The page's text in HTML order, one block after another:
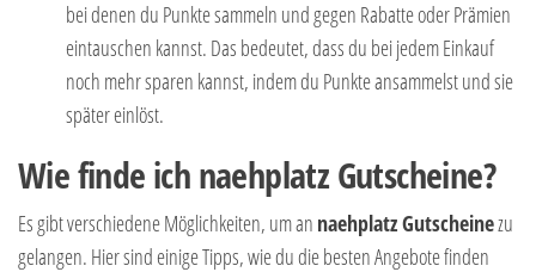
bei denen du Punkte sammeln und gegen Rabatte oder Prämien
eintauschen kannst. Das bedeutet, dass du bei jedem Einkauf
noch mehr sparen kannst, indem du Punkte ansammelst und sie
später einlöst.
Wie finde ich naehplatz Gutscheine?
Es gibt verschiedene Möglichkeiten, um an naehplatz Gutscheinezu
gelangen. Hier sind einige Tipps, wie du die besten Angebote finden